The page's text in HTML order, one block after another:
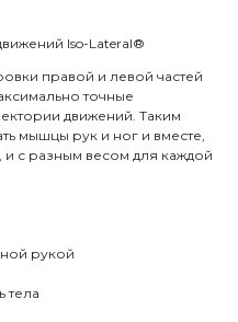
Iso-Lateral®
правой и левой частей
точные
движений. Таким
мышцы рук и ног и вместе,
и с разным весом для каждой
рукой
тела